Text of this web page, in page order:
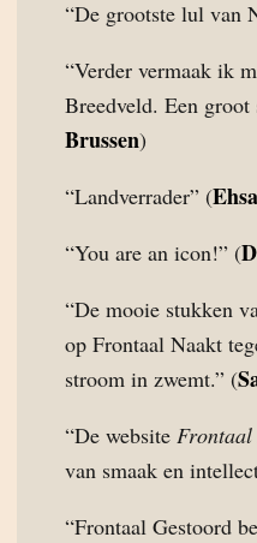
“De grootste lul van
“Verder vermaak ik
Breedveld. Een groot
Brussen)
“Landverrader” (
“You are an icon!” (
“De mooie stukken
op Frontaal Naakt
stroom in zwemt.” (
“De website
van smaak en
“Frontaal Gestoord